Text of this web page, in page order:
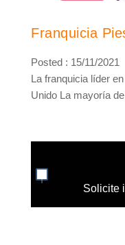
Franquicia
Posted : 15/11/2021
La franquicia líder
Unido La mayoría
Solicite